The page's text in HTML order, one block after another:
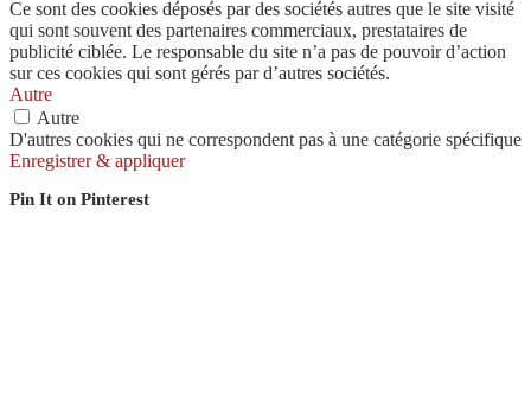
Ce sont des cookies déposés par des sociétés autres que le site visité
qui sont souvent des partenaires commerciaux, prestataires de
publicité ciblée. Le responsable du site n’a pas de pouvoir d’action
sur ces cookies qui sont gérés par d’autres sociétés.
Autre
Autre
D'autres cookies qui ne correspondent pas à une catégorie spécifique
Enregistrer & appliquer
Pin It on Pinterest